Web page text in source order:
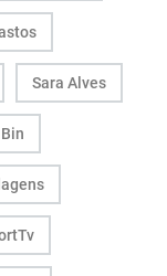
Sara Alves